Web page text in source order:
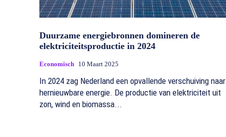
Duurzame energiebronnen domineren de
elektriciteitsproductie in 2024
Economisch 10 Maart 2025
In 2024 zag Nederland een opvallende verschuiving naar
hernieuwbare energie. De productie van elektriciteit uit
zon, wind en biomassa...